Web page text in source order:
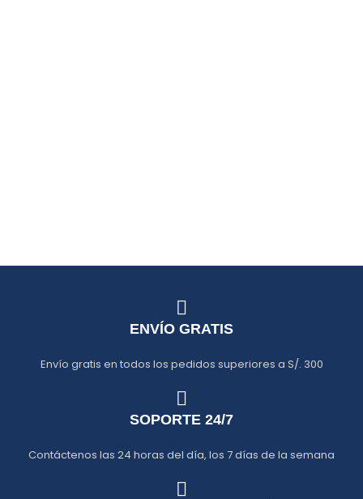
ENVÍO GRATIS
Envío gratis en todos los pedidos superiores a S/. 300
SOPORTE 24/7
Contáctenos las 24 horas del día, los 7 días de la semana